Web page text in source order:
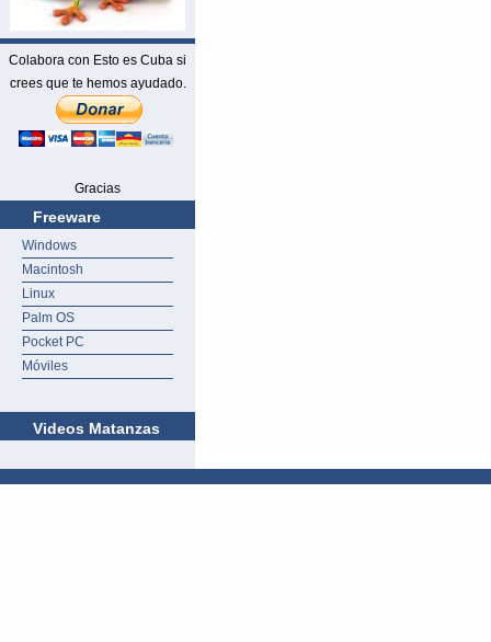
Colabora con Esto es Cuba si
crees que te hemos ayudado.
Gracias
Freeware
Windows
Macintosh
Linux
Palm OS
Pocket PC
Móviles
Videos Matanzas